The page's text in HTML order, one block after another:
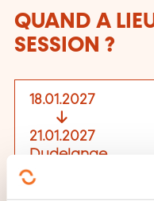
QUAND A
SESSION ?
18.01.2027
21.01.2027
Dudelange
FR